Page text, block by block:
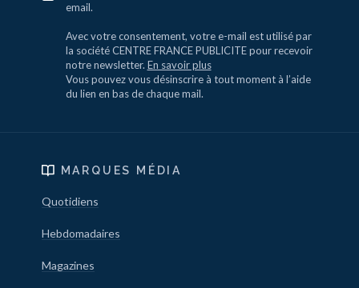
email.
Avec votre consentement, votre e-mail est utilisé par
la société CENTRE FRANCE PUBLICITE pour recevoir
notre newsletter. En savoir plus
Vous pouvez vous désinscrire à tout moment à l’aide
du lien en bas de chaque mail.
MARQUES MÉDIA
Quotidiens
Hebdomadaires
Magazines